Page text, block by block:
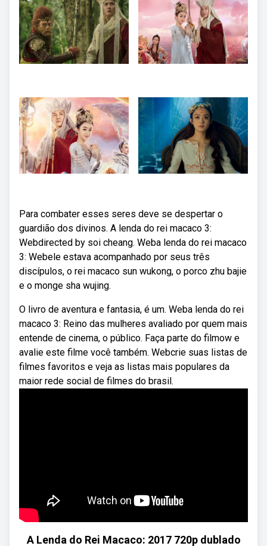
Para combater esses seres deve se despertar o
guardião dos divinos. A lenda do rei macaco 3:
Webdirected by soi cheang. Weba lenda do rei macaco
3: Webele estava acompanhado por seus três
discípulos, o rei macaco sun wukong, o porco zhu bajie
e o monge sha wujing.
O livro de aventura e fantasia, é um. Weba lenda do rei
macaco 3: Reino das mulheres avaliado por quem mais
entende de cinema, o público. Faça parte do filmow e
avalie este filme você também. Webcrie suas listas de
filmes favoritos e veja as listas mais populares da
maior rede social de filmes do brasil.
A Lenda do Rei Macaco: 2017 720p dublado